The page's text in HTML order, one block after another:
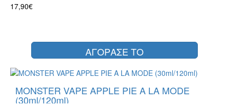
17,90€
ΑΓΟΡΑΣΕ ΤΟ
MONSTER VAPE APPLE PIE A LA MODE
(30ml/120ml)